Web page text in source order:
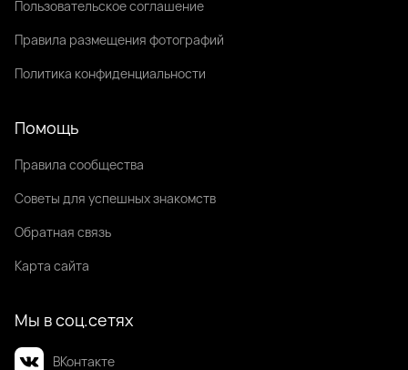
Пользовательское соглашение
Правила размещения фотографий
Политика конфиденциальности
Помощь
Правила сообщества
Советы для успешных знакомств
Обратная связь
Карта сайта
Мы в соц.сетях
ВКонтакте